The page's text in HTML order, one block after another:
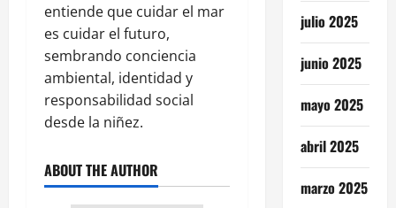
entiende que cuidar el mar
es cuidar el futuro,
sembrando conciencia
ambiental, identidad y
responsabilidad social
desde la niñez.
ABOUT THE AUTHOR
julio 2025
junio 2025
mayo 2025
abril 2025
marzo 2025